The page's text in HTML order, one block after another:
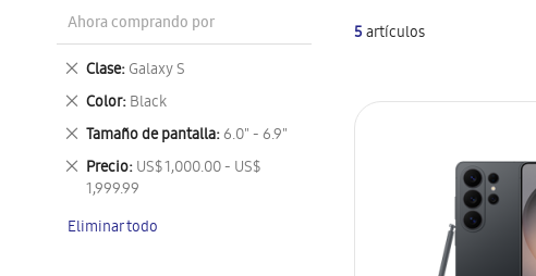
5artículos
Ahora comprando por
Clase Galaxy S
Eliminar
este
artículo
Color Black
Eliminar
este
artículo
Tamaño de pantalla 6.0" - 6.9"
Eliminar
este
artículo
Precio US$ 1,000.00 - US$
1,999.99
Eliminar
este
Eliminar todo